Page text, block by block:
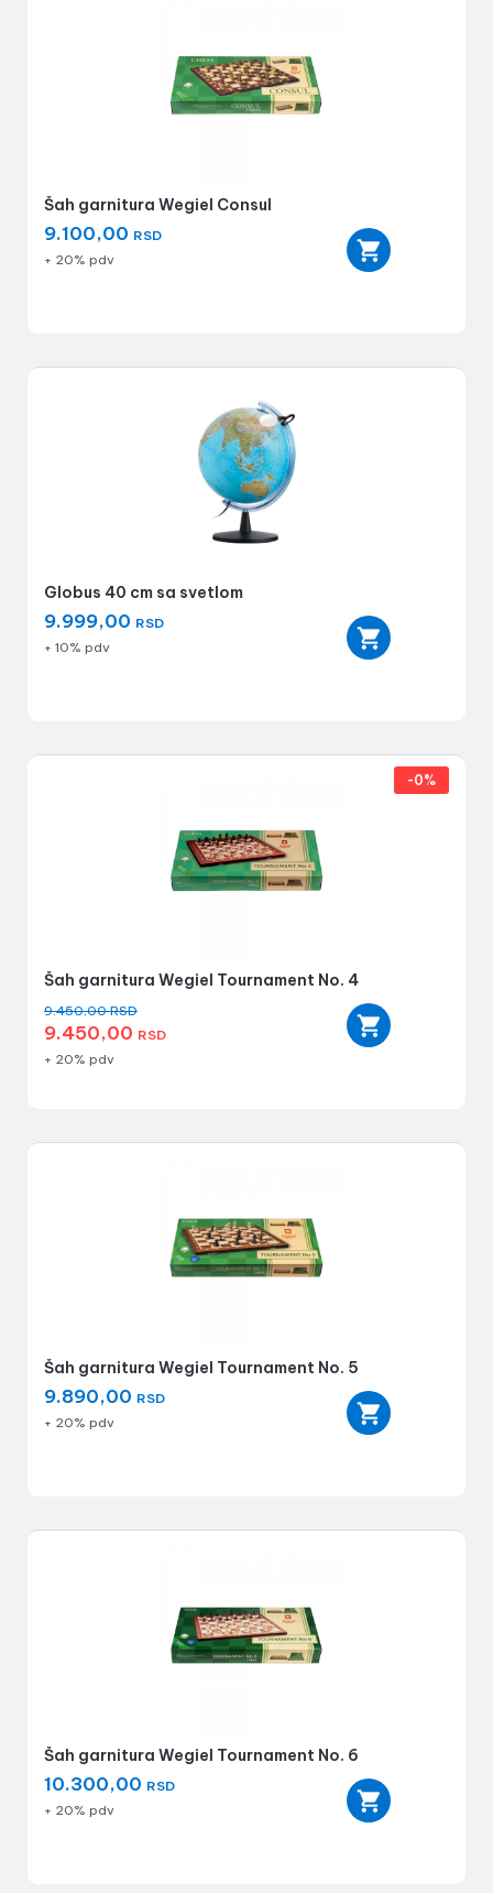
Šah garnitura Wegiel Consul
9.100,00 RSD
+ 20% pdv
Globus 40 cm sa svetlom
9.999,00 RSD
+ 10% pdv
Šah garnitura Wegiel Tournament No. 4
9.450,00RSD
9.450,00 RSD
-0%
+ 20% pdv
Šah garnitura Wegiel Tournament No. 5
9.890,00 RSD
+ 20% pdv
Šah garnitura Wegiel Tournament No. 6
10.300,00 RSD
+ 20% pdv